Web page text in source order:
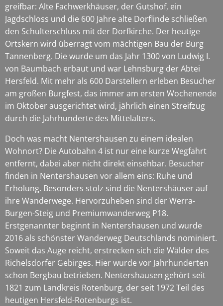
greifbar: Alte Fachwerkhäuser, der Gutshof, ein
Jagdschloss und die 600 Jahre alte Dorflinde schließen
den Schulterschluss mit der Dorfkirche. Der heutige
Ortskern wird überragt vom mächtigen Bau der Burg
Tannenberg. Die wurde um das Jahr 1300 von Ludwig I.
von Baumbach erbaut und war Lehnsburg der Abtei
Hersfeld. Mit mehr als 600 Darstellern erleben Besucher
am großen Burgfest, das immer am ersten Wochenende
im Oktober ausgerichtet wird, jährlich einen Streifzug
durch die Jahrhunderte des Mittelalters.
Doch was macht Nentershausen zu einem idealen
Wohnort? Die Autobahn 4 ist nur eine kurze Wegfahrt
entfernt, dabei aber nicht direkt einsehbar. Besucher
finden in Nentershausen vor allem eins: Ruhe und
Erholung. Besonders stolz sind die Nentershäuser auf
ihre Wanderwege. Hervorzuheben sind der Werra-
Burgen-Steig und Premiumwanderweg P18.
Erstgenannter beginnt in Nentershausen und wurde
2016 als schönster Wanderweg Deutschlands nominiert.
Soweit das Auge reicht, erstrecken sich die Wälder des
Richelsdorfer Gebirges. Hier wurde vor Jahrhunderten
schon Bergbau betrieben. Nentershausen gehört seit
1821 zum Landkreis Rotenburg, der seit 1972 Teil des
heutigen Hersfeld-Rotenburgs ist.